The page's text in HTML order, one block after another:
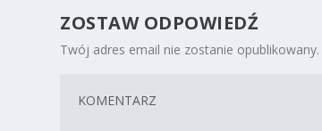
ZOSTAW ODPOWIEDŹ
Twój adres email nie zostanie opublikowany.